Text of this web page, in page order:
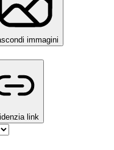
immagini
link